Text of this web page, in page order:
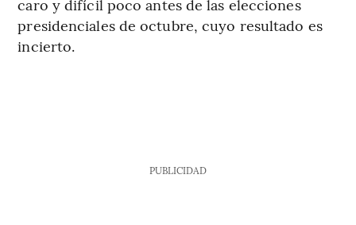
caro y difícil poco antes de las elecciones
presidenciales de octubre, cuyo resultado es
incierto.
PUBLICIDAD